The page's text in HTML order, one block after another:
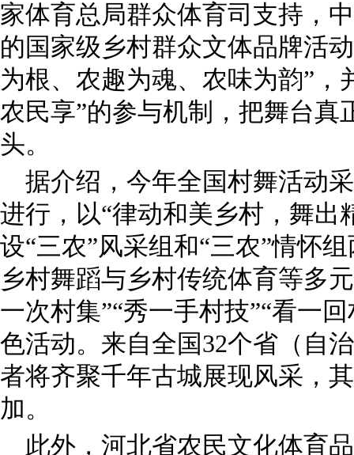
家体育总局群众体育司支持，
的国家级乡村群众文体品牌活
为根、农趣为魂、农味为韵”，
农民享”的参与机制，把舞台真
头。
据介绍，今年全国村舞活动
进行，以“律动和美乡村，舞出
设“三农”风采组和“三农”情怀
乡村舞蹈与乡村传统体育等多
一次村集”“秀一手村技”“看一
色活动。来自全国32个省（自
者将齐聚千年古城展现风采，
加。
此外，河北省农民文化体育